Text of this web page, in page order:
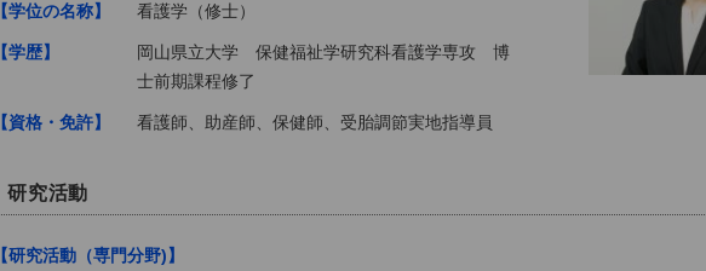
【学位の名称】 看護学（修士）
【学歴】
岡山県立大学 保健福祉学研究科看護学専攻 博
士前期課程修了
【資格・免許】 看護師、助産師、保健師、受胎調節実地指導員
研究活動
【研究活動（専門分野)】